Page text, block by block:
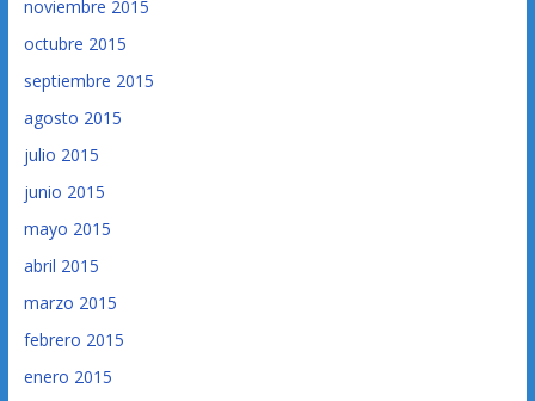
noviembre 2015
octubre 2015
septiembre 2015
agosto 2015
julio 2015
junio 2015
mayo 2015
abril 2015
marzo 2015
febrero 2015
enero 2015